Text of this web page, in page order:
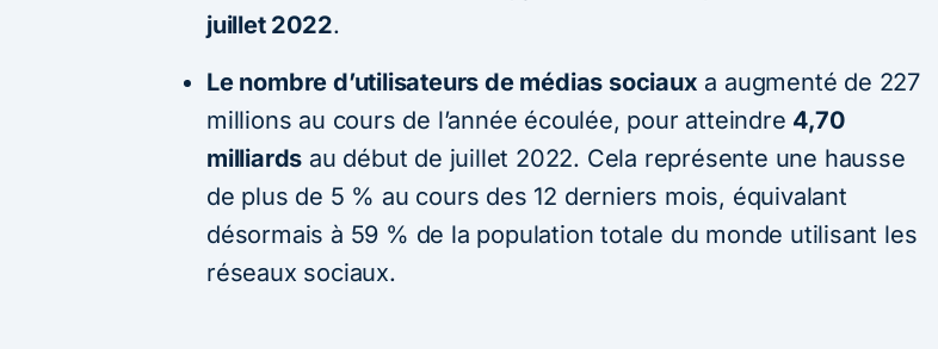
juillet 2022.
Le nombre d’utilisateurs de médias sociaux a augmenté de 227
millions au cours de l’année écoulée, pour atteindre 4,70
milliards au début de juillet 2022. Cela représente une hausse
de plus de 5 % au cours des 12 derniers mois, équivalant
désormais à 59 % de la population totale du monde utilisant les
réseaux sociaux.